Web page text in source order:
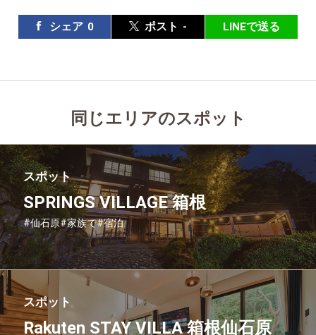
シェア 0 ポスト - LINEで送る
同じエリアのスポット
スポット
SPRINGS VILLAGE 箱根
#仙石原#家族で#宿泊
スポット
Rakuten STAY VILLA 箱根仙石原